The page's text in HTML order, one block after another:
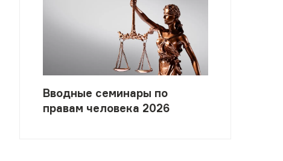
Вводные семинары по
правам человека 2026